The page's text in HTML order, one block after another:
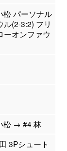
松 パーソナル
ル(2-3:2) フリ
ーオンファウ
松 → #4 林
3Pシュート